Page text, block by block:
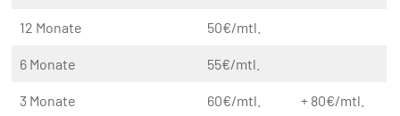
12 Monate 50€/mtl.
6 Monate 55€/mtl.
3 Monate 60€/mtl. + 80€/mtl.